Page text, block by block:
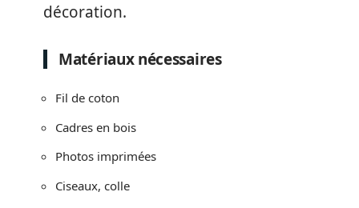
décoration.
Matériaux nécessaires
Fil de coton
Cadres en bois
Photos imprimées
Ciseaux, colle